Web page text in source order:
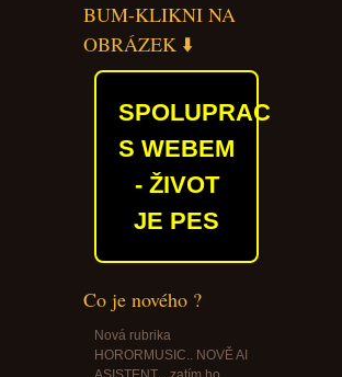
BUM-KLIKNI NA
OBRÁZEK ⬇️
SPOLUPRACUJEME
S WEBEM
- ŽIVOT
JE PES
Co je nového ?
Nová rubrika
HORORMUSIC.. NOVĚ AI